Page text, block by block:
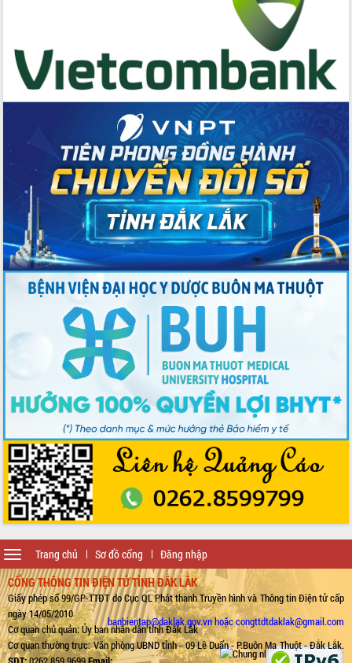
Trang chủ Sơ đồ cổng Đăng nhập
Toggle
navigation
CỔNG THÔNG TIN ĐIỆN TỬ TỈNH ĐẮK LẮK
Giấy phép số 99/GP-TTĐT do Cục QL Phát thanh Truyền hình và Thông tin Điện tử cấp
ngày 14/05/2010
Cơ quan chủ quản: Ủy ban nhân dân tỉnh Đắk Lắk
Cơ quan thường trực: Văn phòng UBND tỉnh - 09 Lê Duẩn - P.Buôn Ma Thuột - Đắk Lắk.
banbientap@daklak.gov.vn hoặc congttdtdaklak@gmail.com